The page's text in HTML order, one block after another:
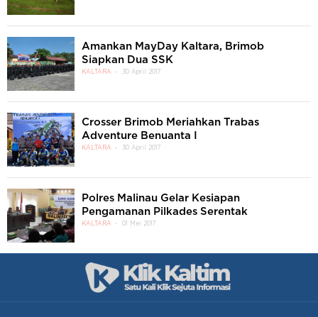
Amankan MayDay Kaltara, Brimob
Siapkan Dua SSK
KALTARA 30 April 2017
Crosser Brimob Meriahkan Trabas
Adventure Benuanta I
KALTARA 30 April 2017
Polres Malinau Gelar Kesiapan
Pengamanan Pilkades Serentak
KALTARA 01 Mei 2017